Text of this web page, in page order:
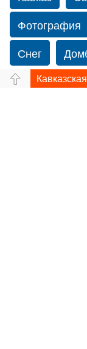
Фотография
Снег
Путешествие